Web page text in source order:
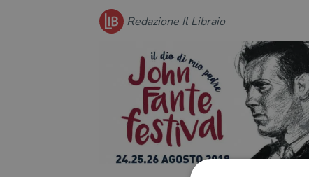
Redazione Il Libraio